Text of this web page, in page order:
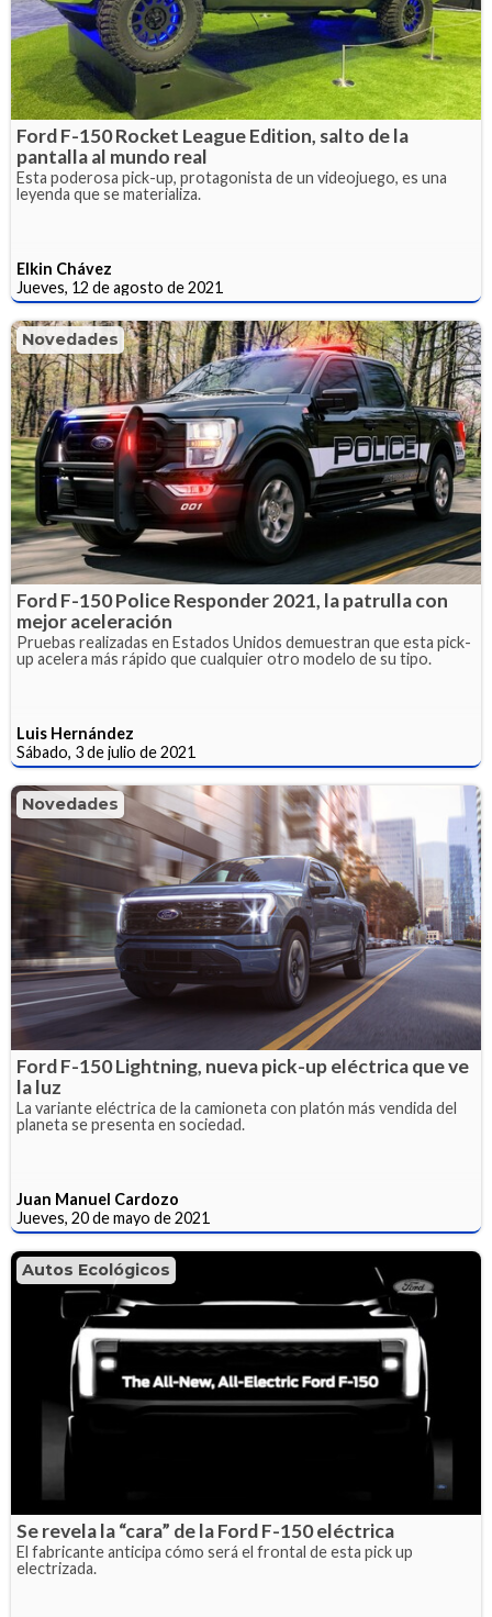
Ford F-150 Rocket League Edition, salto de la
pantalla al mundo real
Esta poderosa pick-up, protagonista de un videojuego, es una
leyenda que se materializa.
Elkin Chávez
Jueves, 12 de agosto de 2021
Novedades
Ford F-150 Police Responder 2021, la patrulla con
mejor aceleración
Pruebas realizadas en Estados Unidos demuestran que esta pick-
up acelera más rápido que cualquier otro modelo de su tipo.
Luis Hernández
Sábado, 3 de julio de 2021
Novedades
Ford F-150 Lightning, nueva pick-up eléctrica que ve
la luz
La variante eléctrica de la camioneta con platón más vendida del
planeta se presenta en sociedad.
Juan Manuel Cardozo
Jueves, 20 de mayo de 2021
Autos Ecológicos
Se revela la “cara” de la Ford F-150 eléctrica
El fabricante anticipa cómo será el frontal de esta pick up
electrizada.